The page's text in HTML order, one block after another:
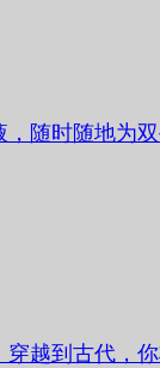
，随时随地为
越到古代，